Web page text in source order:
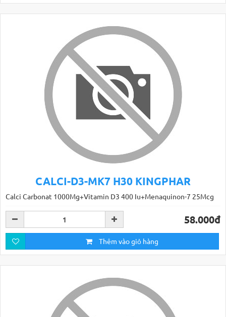
CALCI-D3-MK7 H30 KINGPHAR
Calci Carbonat 1000Mg+Vitamin D3 400 Iu+Menaquinon-7 25Mcg
58.000đ
Thêm vào giỏ hàng